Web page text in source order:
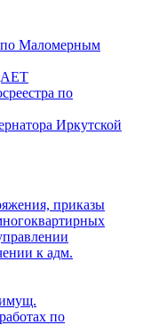
по Маломерным
по
Иркутской
приказы
к адм.
по